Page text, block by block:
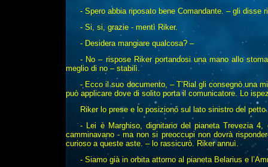
- Spero abbia riposato bene Comandante. – gli disse
- Si, si, grazie - mentì Riker.
- Desidera mangiare qualcosa? –
- No – rispose Riker portandosi una mano allo
meglio di no – stabilì.
- Ecco il suo documento, – T’Rial gli consegnò una
può applicare dove di solito porta il comunicatore. Lo
Riker lo prese e lo posizionò sul lato sinistro del petto.
- Lei è Marghiso, dignitario del pianeta Trevezia
camminavano - ma non si preoccupi non dovrà
curioso a queste aste. – lo rassicurò. Riker annuì.
- Siamo già in orbita attorno al pianeta Belarius e